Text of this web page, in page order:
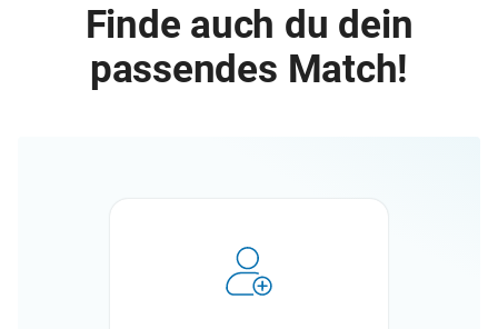
Finde auch du dein
passendes Match!